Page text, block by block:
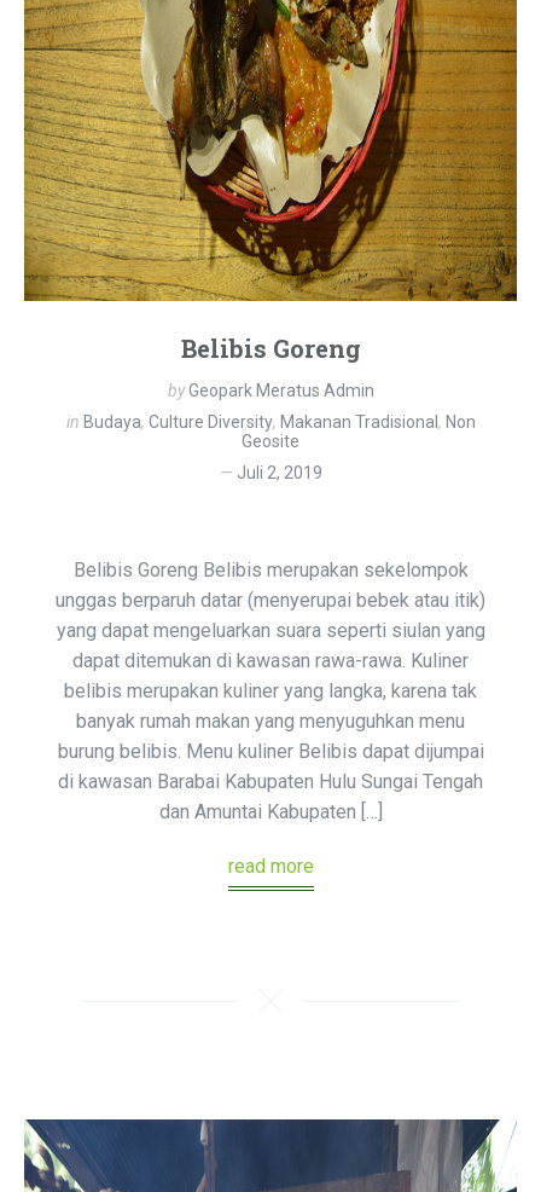
Belibis Goreng
byGeopark Meratus Admin
in Budaya, Culture Diversity, Makanan Tradisional , Non
Geosite
Juli 2, 2019
Belibis Goreng Belibis merupakan sekelompok
unggas berparuh datar (menyerupai bebek atau itik)
yang dapat mengeluarkan suara seperti siulan yang
dapat ditemukan di kawasan rawa-rawa. Kuliner
belibis merupakan kuliner yang langka, karena tak
banyak rumah makan yang menyuguhkan menu
burung belibis. Menu kuliner Belibis dapat dijumpai
di kawasan Barabai Kabupaten Hulu Sungai Tengah
dan Amuntai Kabupaten […]
read more